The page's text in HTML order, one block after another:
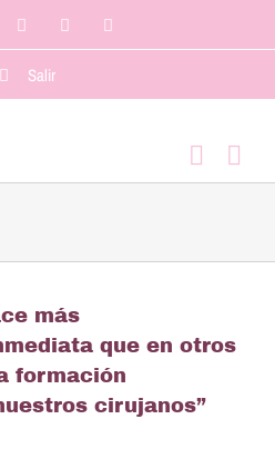
TwitterYouTubeCorreo
Salir
más
que en otros
formación
cirujanos”